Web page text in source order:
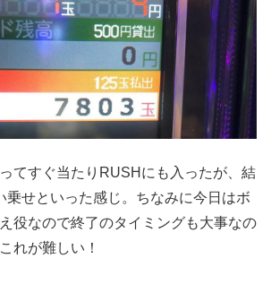
てすぐ当たりRUSHにも入ったが、結
乗せといった感じ。ちなみに今日はボ
役なので終了のタイミングも大事なの
れが難しい！